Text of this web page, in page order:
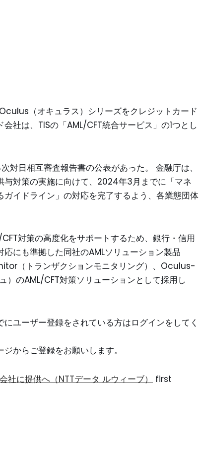
（オキュラス）シリーズをクレジットカード
社は、TISの「AML/CFT統合サービス」の1つとし
対日相互審査報告書の公表があった。 金融庁は、
対策の実施に向けて、2024年3月までに「マネ
イドライン」の対応を完了するよう、各業態団体
対策の高度化をサポートするため、銀行・信用
にも準拠した同社のAMLソリューション製品
（トランザクションモニタリング）、Oculus-
）のAML/CFT対策ソリューションとして採用し
ユーザー登録をされている方はログインをしてく
ジからご登録をお願いします。
に提供へ（NTTデータ ルウィーブ）
first